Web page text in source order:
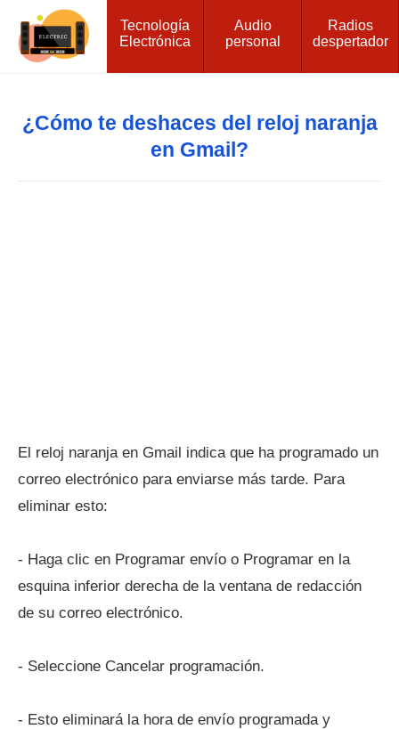
Tecnología
Electrónica
Audio
personal
Radios
despertador
¿Cómo te deshaces del reloj naranja
en Gmail?
El reloj naranja en Gmail indica que ha programado un
correo electrónico para enviarse más tarde. Para
eliminar esto:
- Haga clic en Programar envío o Programar en la
esquina inferior derecha de la ventana de redacción
de su correo electrónico.
- Seleccione Cancelar programación.
- Esto eliminará la hora de envío programada y